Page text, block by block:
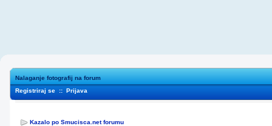
Nalaganje fotografij na forum
Registriraj se :: Prijava
Kazalo po Smucisca.net forumu